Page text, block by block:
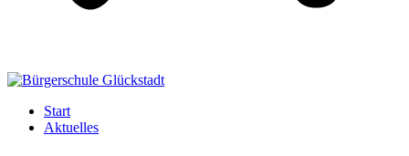
Start
Aktuelles